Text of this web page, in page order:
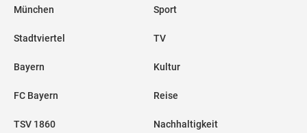
München
Stadtviertel
Bayern
FC Bayern
TSV 1860
Sport
TV
Kultur
Reise
Nachhaltigkeit